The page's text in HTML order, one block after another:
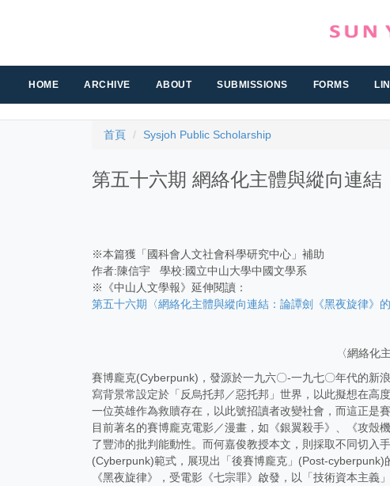
HOME ARCHIVE ABOUT SUBMISSIONS FORMS
首頁 Sysjoh Public Scholarship
第五十六期 網絡化主體與縱向連
※本篇獲「國科會人文社會科學研究中心」補助
作者:陳信宇 學校:國立中山大學中國文學系
※《中山人文學報》延伸閱讀：
第五十六期〈網絡化主體與縱向連結：論譚劍《黑夜旋律
〈網絡化
賽博龐克(Cyberpunk)，發源於一九六〇-一九七〇年代的新
寫背景常設定於「反烏托邦／惡托邦」世界，以此擬想在高
一位英雄作為救贖存在，以此號招讀者改變社會，而這正是
目前著名的賽博龐克電影／漫畫，如《銀翼殺手》、《攻殼
了豐沛的批判能動性。而何嘉俊教授本文，則採取不同切入
(Cyberpunk)範式，展現出「後賽博龐克」(Post-cyberpunk)
《黑夜旋律》，受電影《七宗罪》啟發，以「技術資本主